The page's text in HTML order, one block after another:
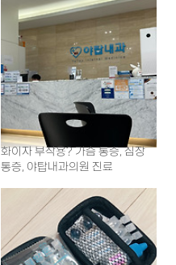
화이자 부작용? 가슴 통증, 심장
통증, 야탑내과의원 진료